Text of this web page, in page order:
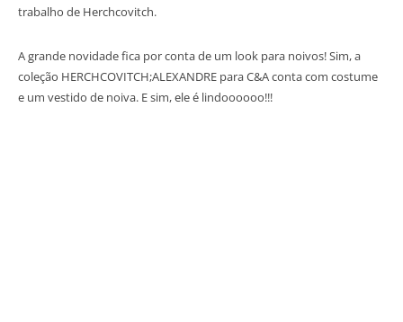
trabalho de Herchcovitch.
A grande novidade fica por conta de um look para noivos! Sim, a
coleção HERCHCOVITCH;ALEXANDRE para C&A conta com costume
e um vestido de noiva. E sim, ele é lindoooooo!!!